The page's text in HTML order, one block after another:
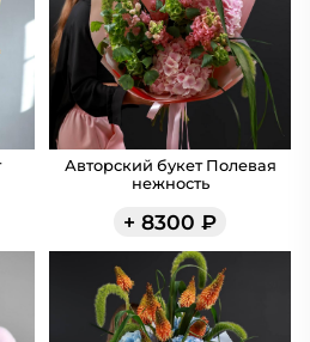
Авторский букет Полевая
нежность
+ 8300 ₽